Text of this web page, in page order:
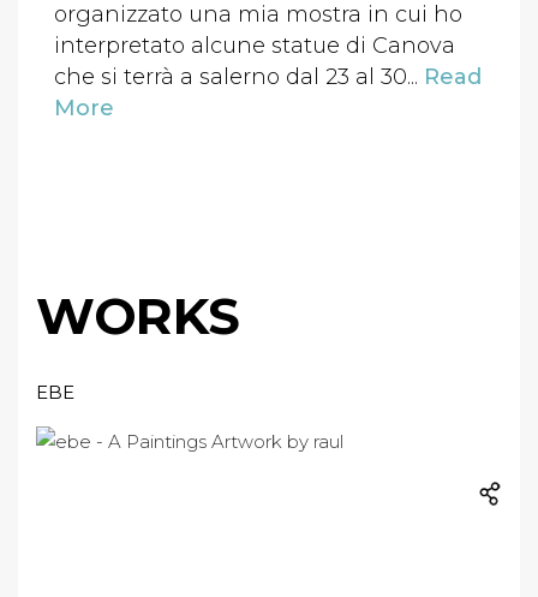
organizzato una mia mostra in cui ho
interpretato alcune statue di Canova
che si terrà a salerno dal 23 al 30... Read
More
WORKS
EBE